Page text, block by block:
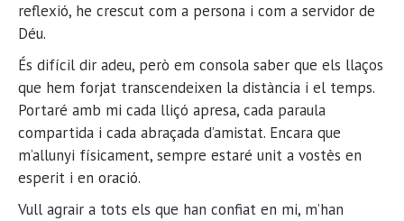
reflexió, he crescut com a persona i com a servidor de
Déu.
És difícil dir adeu, però em consola saber que els llaços
que hem forjat transcendeixen la distància i el temps.
Portaré amb mi cada lliçó apresa, cada paraula
compartida i cada abraçada d’amistat. Encara que
m’allunyi físicament, sempre estaré unit a vostès en
esperit i en oració.
Vull agrair a tots els que han confiat en mi, m’han